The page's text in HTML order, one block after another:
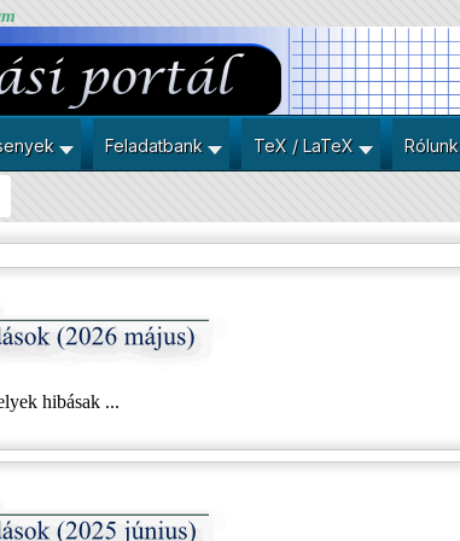
Feladatbank TeX / LaTeX Rólunk
hibásak ...